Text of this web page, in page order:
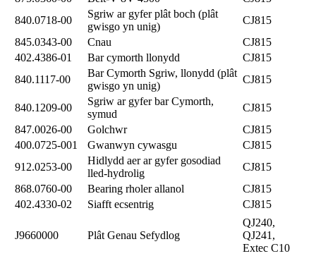
840.0718-00
Sgriw ar gyfer plât boch (plât
gwisgo yn unig)
CJ815
845.0343-00
Cnau
CJ815
402.4386-01
Bar cymorth llonydd
CJ815
840.1117-00
Bar Cymorth Sgriw, llonydd (plât
gwisgo yn unig)
CJ815
840.1209-00
Sgriw ar gyfer bar Cymorth,
symud
CJ815
847.0026-00
Golchwr
CJ815
400.0725-001
Gwanwyn cywasgu
CJ815
912.0253-00
Hidlydd aer ar gyfer gosodiad
lled-hydrolig
CJ815
868.0760-00
Bearing rholer allanol
CJ815
402.4330-02
Siafft ecsentrig CJ815
J9660000 Plât Genau Sefydlog
QJ240,
QJ241,
Extec C10